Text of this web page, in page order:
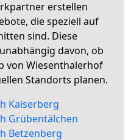
erstellen
die speziell auf
sind. Diese
davon, ob
von Wiesenthalerhof
Standorts planen.
Kaiserberg
Grübentälchen
Betzenberg